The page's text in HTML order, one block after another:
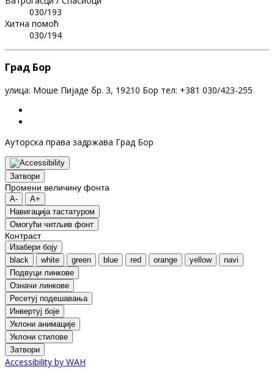
030/193
Хитна помоћ
030/194
Град Бор
улица: Моше Пијаде бр. 3, 19210 Бор тел: +381 030/423-255
Ауторска права задржава Град Бор
Затвори
Промени величину фонта
A-
A+
Навигација тастатуром
Oмогући читљив фонт
Контраст
Изабери боју
black
white green blue red orange yellow
navi
Подвуци линкове
Означи линкове
Ресетуј подешавања
Инвертуј боје
Уклони анимације
Уклони стилове
Затвори
Accessibility by WAH